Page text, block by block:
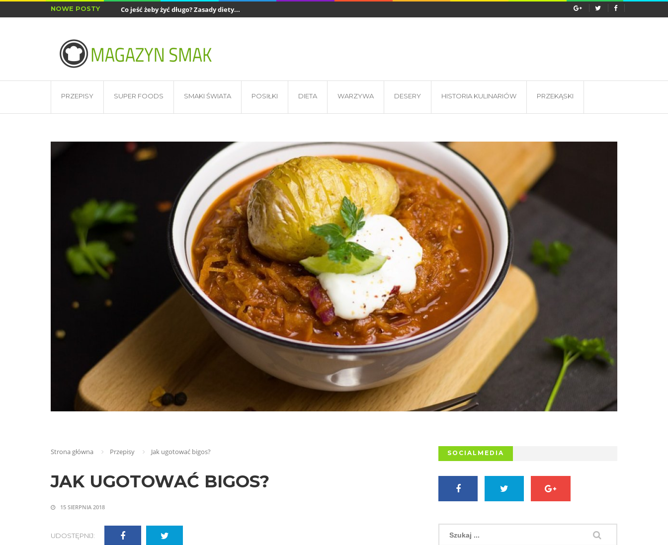
NOWE POSTY Co jeść żeby żyć długo? Zasady diety...
Najlepsze akcesoria do air fryera - wkładki...
PRZEPISY SUPER FOODS SMAKI ŚWIATA POSIŁKI DIETA WARZYWA DESERY HISTORIA KULINARIÓW PRZEKĄSKI
Strona główna Przepisy Jak ugotować bigos?
JAK UGOTOWAĆ BIGOS?
15 SIERPNIA 2018
UDOSTĘPNIJ:
SOCIALMEDIA